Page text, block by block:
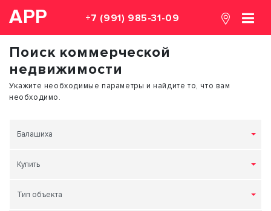
АРР +7 (991) 985-31-09
Поиск коммерческой
недвижимости
Укажите необходимые параметры и найдите то, что вам
необходимо.
Балашиха
Купить
Тип объекта